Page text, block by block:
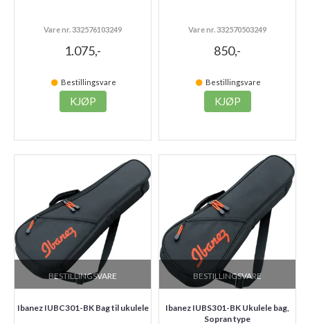
Vare nr. 332576103249
1.075,-
Bestillingsvare
KJØP
Vare nr. 332570503249
850,-
Bestillingsvare
KJØP
BESTILLINGSVARE
Ibanez IUBC301-BK Bag til ukulele
BESTILLINGSVARE
Ibanez IUBS301-BK Ukulele bag,
Sopran type